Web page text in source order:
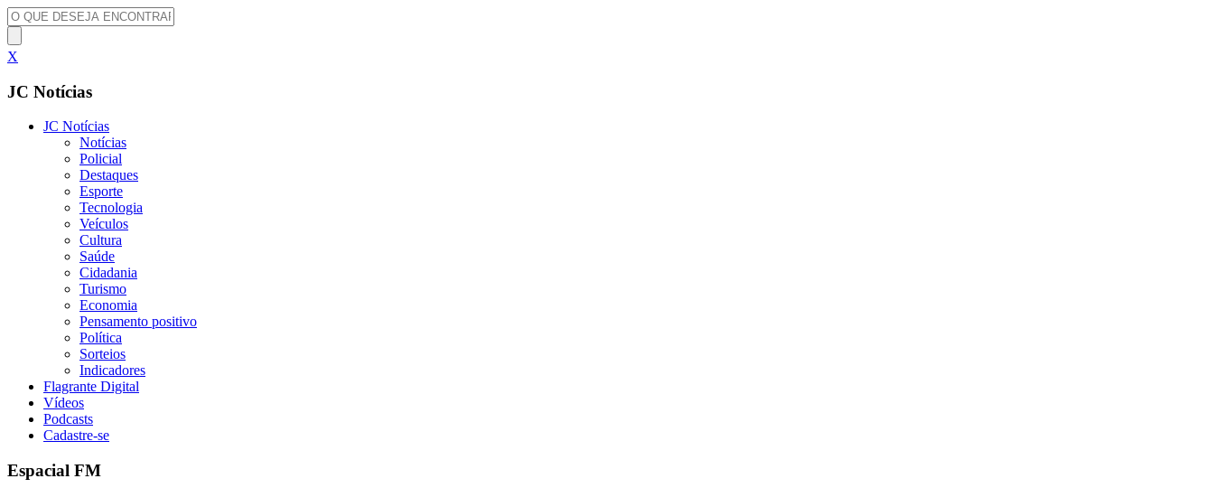
X
JC Notícias
JC Notícias
Notícias
Policial
Destaques
Esporte
Tecnologia
Veículos
Cultura
Saúde
Cidadania
Turismo
Economia
Pensamento positivo
Política
Sorteios
Indicadores
Flagrante Digital
Vídeos
Podcasts
Cadastre-se
Espacial FM